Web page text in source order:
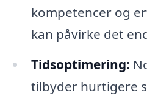
kompetencer og
kan påvirke det
Tidsoptimering:
tilbyder hurtigere